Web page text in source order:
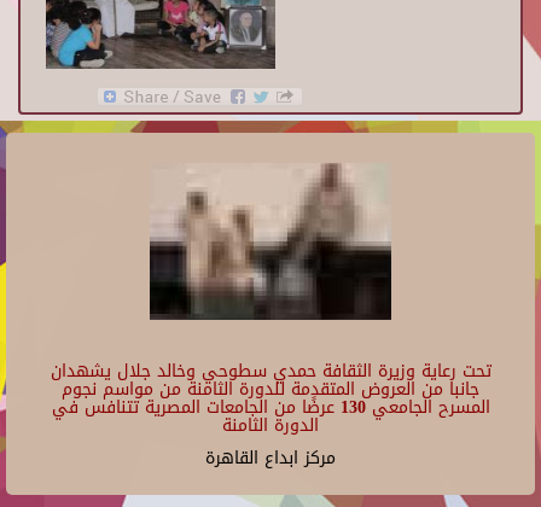
تحت رعاية وزيرة الثقافة حمدي سطوحي وخالد جلال يشهدان
جانبا من العروض المتقدمة للدورة الثامنة من مواسم نجوم
المسرح الجامعي 130 عرضًا من الجامعات المصرية تتنافس في
الدورة الثامنة
مركز ابداع القاهرة